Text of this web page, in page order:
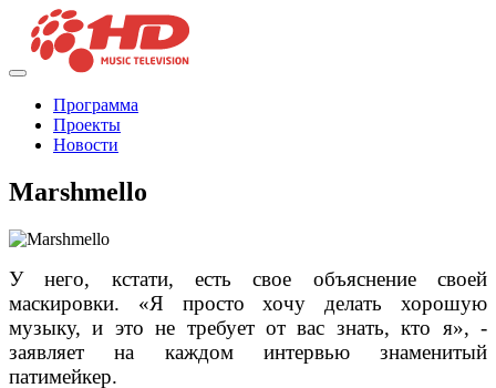
Программа
Проекты
Новости
Marshmello
У него, кстати, есть свое объяснение своей
маскировки. «Я просто хочу делать хорошую
музыку, и это не требует от вас знать, кто я», -
заявляет на каждом интервью знаменитый
патимейкер.